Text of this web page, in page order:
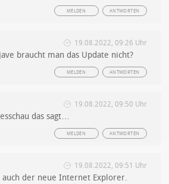
ANTWORTEN
MELDEN
19.08.2022, 09:26 Uhr
braucht man das Update nicht?
ANTWORTEN
MELDEN
19.08.2022, 09:50 Uhr
das sagt…
ANTWORTEN
MELDEN
19.08.2022, 09:51 Uhr
auch der neue Internet Explorer.